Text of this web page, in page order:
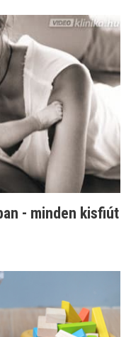
- minden kisfiút